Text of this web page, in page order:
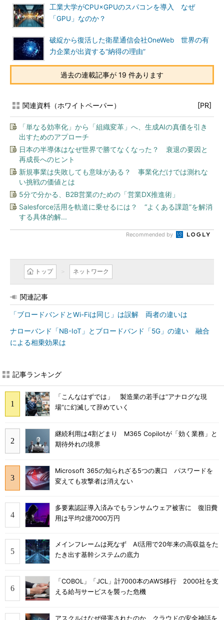
工業大学がCPU×GPUのスパコンを導入 なぜ
「GPU」なのか？
破綻から復活した衛星通信会社OneWeb 世界の有
力企業が出資する“納得の理由”
過去の連載記事が 19 件あります
関連資料（ホワイトペーパー） [PR]
「単なる効率化」から「組織変革」へ、生成AIの真価を引き
出すためのアプローチ
日本の半導体はなぜ世界で勝てなくなった？ 衰退の要因と
再成長へのヒント
新規事業は失敗しても意味がある？ 事業化だけでは測れな
い挑戦の価値とは
5分で分かる、B2B営業のための「営業DX推進術」
Salesforce活用を軌道に乗せるには？ “よくある課題”を解消
する具体的解...
Recommended by
トップ ネットワーク
関連記事
「ブロードバンドとWi-Fiは同じ」は誤解 両者の違いは
ナローバンド「NB-IoT」とブロードバンド「5G」の違い 融合
による相乗効果は
記事ランキング
「こんなはずでは」 製造業の若手は“アナログな現
場”に幻滅して辞めていく
継続利用は4割どまり M365 Copilotが「効く業務」と
期待外れの境界
Microsoft 365の知られざる5つの裏口 パスワードを
変えても攻撃者は消えない
多要素認証導入済みでもランサムウェア被害に 復旧費
用は平均2億7000万円
メインフレームは死なず AI活用で20年来の高収益をた
たき出す基幹システムの底力
「COBOL」「JCL」計7000本のAWS移行 2000社を支
える給与サービスを襲った危機
アスクルはなぜ侵害されたのか クラウドの安全神話を